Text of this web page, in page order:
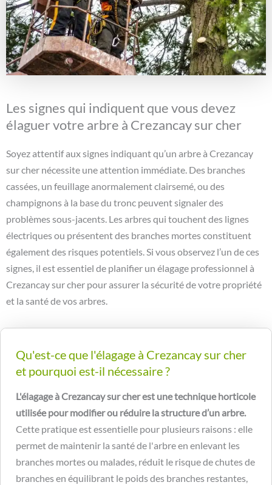
Les signes qui indiquent que vous devez
élaguer votre arbre à Crezancay sur cher
Soyez attentif aux signes indiquant qu’un arbre à Crezancay
sur cher nécessite une attention immédiate. Des branches
cassées, un feuillage anormalement clairsemé, ou des
champignons à la base du tronc peuvent signaler des
problèmes sous-jacents. Les arbres qui touchent des lignes
électriques ou présentent des branches mortes constituent
également des risques potentiels. Si vous observez l’un de ces
signes, il est essentiel de planifier un élagage professionnel à
Crezancay sur cher pour assurer la sécurité de votre propriété
et la santé de vos arbres.
Qu'est-ce que l'élagage à Crezancay sur cher
et pourquoi est-il nécessaire ?
L'élagage à Crezancay sur cher est une technique horticole
utilisée pour modifier ou réduire la structure d’un arbre.
Cette pratique est essentielle pour plusieurs raisons : elle
permet de maintenir la santé de l'arbre en enlevant les
branches mortes ou malades, réduit le risque de chutes de
branches en équilibrant le poids des branches restantes,